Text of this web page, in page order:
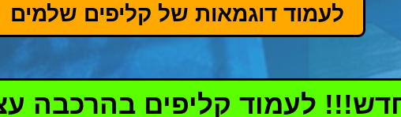
לעמוד דוגמאות של קליפים שלמים
לעמוד קליפים בהרכבה